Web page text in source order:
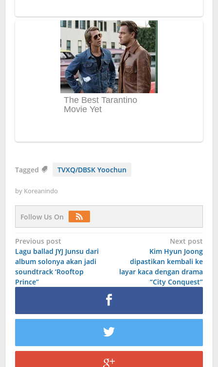
Tagged TVXQ/DBSK Yoochun
by Koreanindo
Follow Us On
Post
navigation
Previous post
Lagu ballad JYJ Junsu dari
album solonya akan jadi
soundtrack ‘Rooftop
Prince”
Next post
Kim Hyun Joong
dipastikan kembali ke
layar kaca dengan drama
“City Conquest”